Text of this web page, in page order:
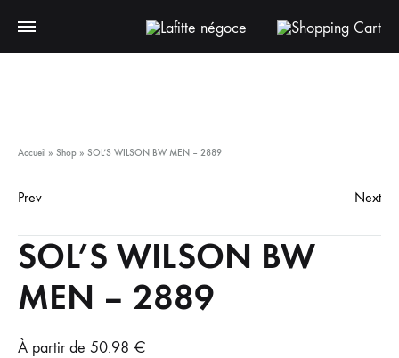
Accueil » Shop » SOL’S WILSON BW MEN – 2889
Prev Next
SOL’S WILSON BW
MEN – 2889
À partir de 50.98 €